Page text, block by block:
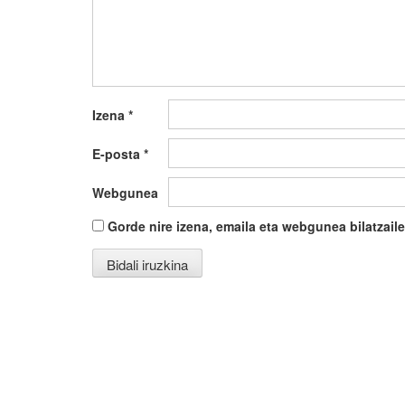
Izena *
E-posta *
Webgunea
Gorde nire izena, emaila eta webgunea